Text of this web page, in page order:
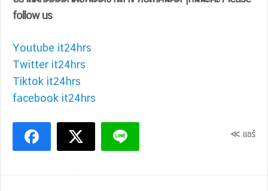
follow us
Youtube it24hrs
Twitter it24hrs
Tiktok it24hrs
facebook it24hrs
≪ แชร์